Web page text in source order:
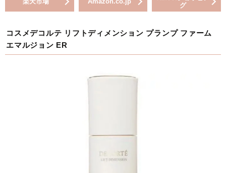
グ
コスメデコルテ リフトディメンション プランプ ファーム
エマルジョン ER